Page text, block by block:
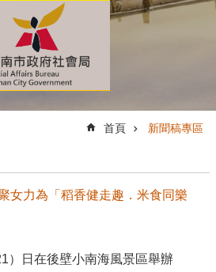
首頁 新聞稿專區
女力為「稻香健走趣．米食同樂
）日在後壁小南海風景區舉辦